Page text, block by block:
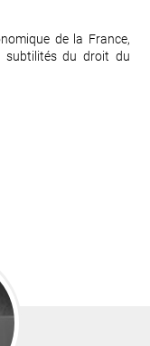
de la France,
subtilités du droit du